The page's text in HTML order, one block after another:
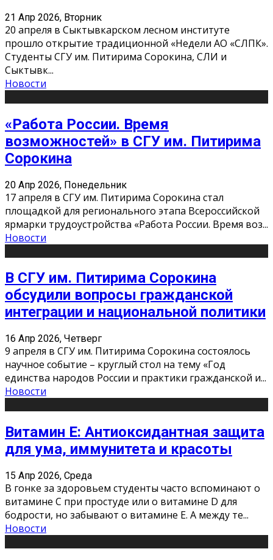
21 Апр 2026, Вторник
20 апреля в Сыктывкарском лесном институте
прошло открытие традиционной «Недели АО «СЛПК».
Студенты СГУ им. Питирима Сорокина, СЛИ и
Сыктывк...
Новости
«Работа России. Время
возможностей» в СГУ им. Питирима
Сорокина
20 Апр 2026, Понедельник
17 апреля в СГУ им. Питирима Сорокина стал
площадкой для регионального этапа Всероссийской
ярмарки трудоустройства «Работа России. Время воз...
Новости
В СГУ им. Питирима Сорокина
обсудили вопросы гражданской
интеграции и национальной политики
16 Апр 2026, Четверг
9 апреля в СГУ им. Питирима Сорокина состоялось
научное событие – круглый стол на тему «Год
единства народов России и практики гражданской и...
Новости
Витамин Е: Антиоксидантная защита
для ума, иммунитета и красоты
15 Апр 2026, Среда
В гонке за здоровьем студенты часто вспоминают о
витамине С при простуде или о витамине D для
бодрости, но забывают о витамине Е. А между те...
Новости